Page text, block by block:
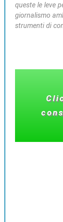
queste le leve
giornalismo
strumenti di